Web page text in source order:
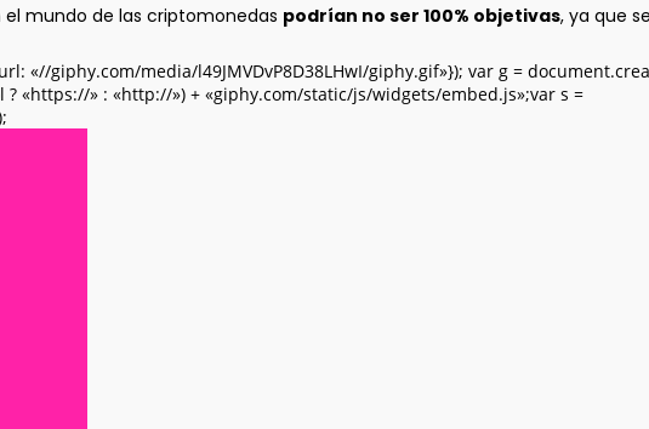
mundo de las criptomonedas podrían no ser 100% objetivas, ya que
«//giphy.com/media/l49JMVDvP8D38LHwI/giphy.gif»}); var g =
«https://» : «http://») + «giphy.com/static/js/widgets/embed.js»;var s =